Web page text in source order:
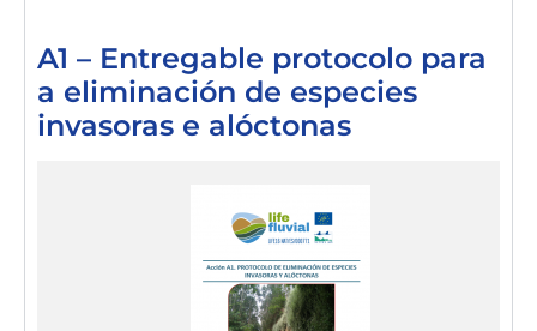
A1 – Entregable protocolo para
a eliminación de especies
invasoras e alóctonas